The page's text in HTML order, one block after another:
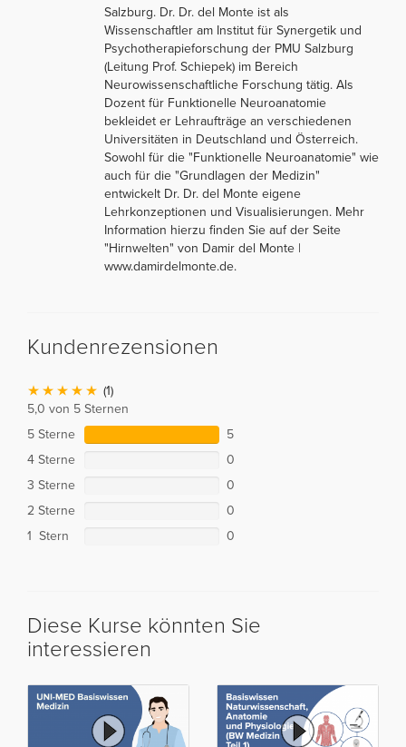
Salzburg. Dr. Dr. del Monte ist als
Wissenschaftler am Institut für Synergetik und
Psychotherapieforschung der PMU Salzburg
(Leitung Prof. Schiepek) im Bereich
Neurowissenschaftliche Forschung tätig. Als
Dozent für Funktionelle Neuroanatomie
bekleidet er Lehraufträge an verschiedenen
Universitäten in Deutschland und Österreich.
Sowohl für die "Funktionelle Neuroanatomie" wie
auch für die "Grundlagen der Medizin"
entwickelt Dr. Dr. del Monte eigene
Lehrkonzeptionen und Visualisierungen. Mehr
Information hierzu finden Sie auf der Seite
"Hirnwelten" von Damir del Monte |
www.damirdelmonte.de.
Kundenrezensionen
(1)
5,0 von 5 Sternen
5 Sterne
5
4 Sterne
0
3 Sterne
0
2 Sterne
0
1 Stern
0
Diese Kurse könnten Sie
interessieren